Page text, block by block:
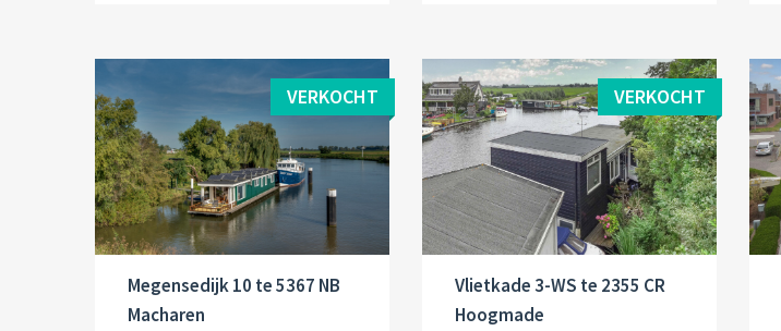
VERKOCHT
Megensedijk 10 te 5367 NB
Macharen
VERKOCHT
Vlietkade 3-WS te 2355 CR
Hoogmade